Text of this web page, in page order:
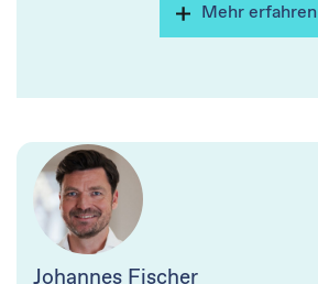
Mehr erfahren
Johannes Fischer